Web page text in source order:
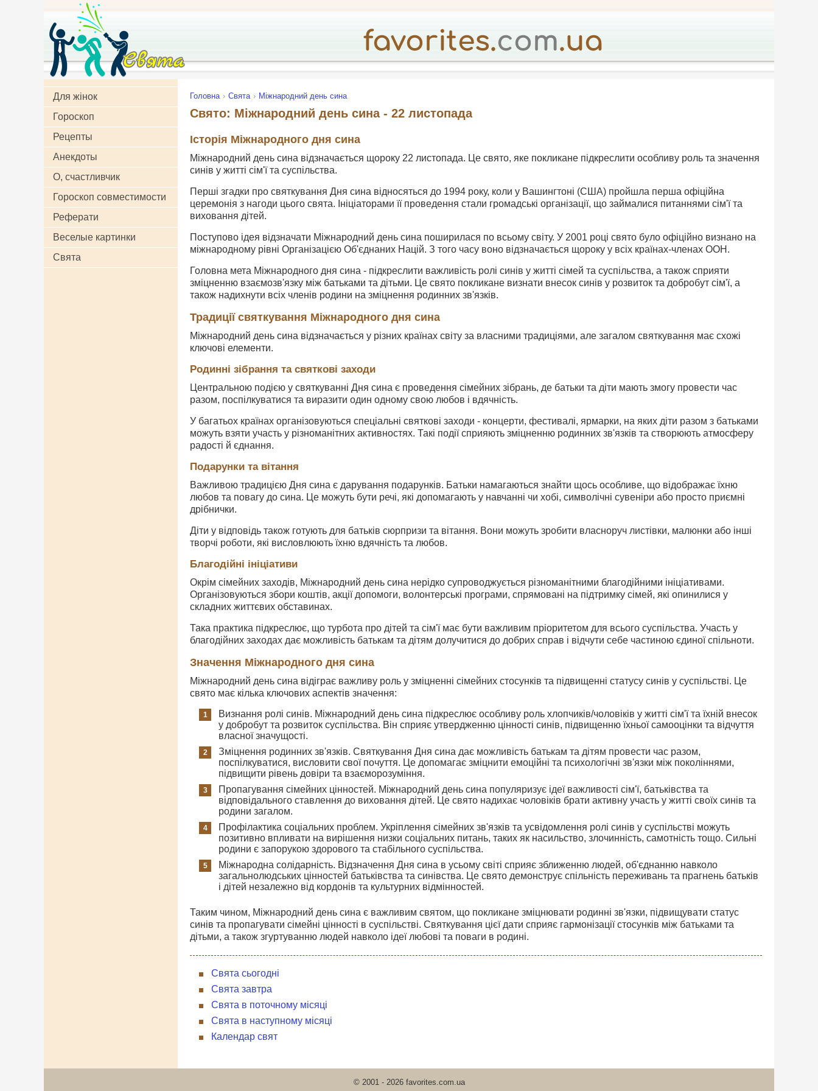
Для жінок
Гороскоп
Рецепты
Анекдоты
О, счастливчик
Гороскоп совместимости
Реферати
Веселые картинки
Свята
Головна Свята Міжнародний день сина
Свято: Міжнародний день сина - 22 листопада
Історія Міжнародного дня сина
Міжнародний день сина відзначається щороку 22 листопада. Це свято, яке покликане підкреслити особливу роль та значення
синів у житті сім'ї та суспільства.
Перші згадки про святкування Дня сина відносяться до 1994 року, коли у Вашингтоні (США) пройшла перша офіційна
церемонія з нагоди цього свята. Ініціаторами її проведення стали громадські організації, що займалися питаннями сім'ї та
виховання дітей.
Поступово ідея відзначати Міжнародний день сина поширилася по всьому світу. У 2001 році свято було офіційно визнано на
міжнародному рівні Організацією Об'єднаних Націй. З того часу воно відзначається щороку у всіх країнах-членах ООН.
Головна мета Міжнародного дня сина - підкреслити важливість ролі синів у житті сімей та суспільства, а також сприяти
зміцненню взаємозв'язку між батьками та дітьми. Це свято покликане визнати внесок синів у розвиток та добробут сім'ї, а
також надихнути всіх членів родини на зміцнення родинних зв'язків.
Традиції святкування Міжнародного дня сина
Міжнародний день сина відзначається у різних країнах світу за власними традиціями, але загалом святкування має схожі
ключові елементи.
Родинні зібрання та святкові заходи
Центральною подією у святкуванні Дня сина є проведення сімейних зібрань, де батьки та діти мають змогу провести час
разом, поспілкуватися та виразити один одному свою любов і вдячність.
У багатьох країнах організовуються спеціальні святкові заходи - концерти, фестивалі, ярмарки, на яких діти разом з батьками
можуть взяти участь у різноманітних активностях. Такі події сприяють зміцненню родинних зв'язків та створюють атмосферу
радості й єднання.
Подарунки та вітання
Важливою традицією Дня сина є дарування подарунків. Батьки намагаються знайти щось особливе, що відображає їхню
любов та повагу до сина. Це можуть бути речі, які допомагають у навчанні чи хобі, символічні сувеніри або просто приємні
дрібнички.
Діти у відповідь також готують для батьків сюрпризи та вітання. Вони можуть зробити власноруч листівки, малюнки або інші
творчі роботи, які висловлюють їхню вдячність та любов.
Благодійні ініціативи
Окрім сімейних заходів, Міжнародний день сина нерідко супроводжується різноманітними благодійними ініціативами.
Організовуються збори коштів, акції допомоги, волонтерські програми, спрямовані на підтримку сімей, які опинилися у
складних життєвих обставинах.
Така практика підкреслює, що турбота про дітей та сім'ї має бути важливим пріоритетом для всього суспільства. Участь у
благодійних заходах дає можливість батькам та дітям долучитися до добрих справ і відчути себе частиною єдиної спільноти.
Значення Міжнародного дня сина
Міжнародний день сина відіграє важливу роль у зміцненні сімейних стосунків та підвищенні статусу синів у суспільстві. Це
свято має кілька ключових аспектів значення:
Визнання ролі синів. Міжнародний день сина підкреслює особливу роль хлопчиків/чоловіків у житті сім'ї та їхній внесок
у добробут та розвиток суспільства. Він сприяє утвердженню цінності синів, підвищенню їхньої самооцінки та відчуття
власної значущості.
Зміцнення родинних зв'язків. Святкування Дня сина дає можливість батькам та дітям провести час разом,
поспілкуватися, висловити свої почуття. Це допомагає зміцнити емоційні та психологічні зв'язки між поколіннями,
підвищити рівень довіри та взаєморозуміння.
Пропагування сімейних цінностей. Міжнародний день сина популяризує ідеї важливості сім'ї, батьківства та
відповідального ставлення до виховання дітей. Це свято надихає чоловіків брати активну участь у житті своїх синів та
родини загалом.
Профілактика соціальних проблем. Укріплення сімейних зв'язків та усвідомлення ролі синів у суспільстві можуть
позитивно впливати на вирішення низки соціальних питань, таких як насильство, злочинність, самотність тощо. Сильні
родини є запорукою здорового та стабільного суспільства.
Міжнародна солідарність. Відзначення Дня сина в усьому світі сприяє зближенню людей, об'єднанню навколо
загальнолюдських цінностей батьківства та синівства. Це свято демонструє спільність переживань та прагнень батьків
і дітей незалежно від кордонів та культурних відмінностей.
Таким чином, Міжнародний день сина є важливим святом, що покликане зміцнювати родинні зв'язки, підвищувати статус
синів та пропагувати сімейні цінності в суспільстві. Святкування цієї дати сприяє гармонізації стосунків між батьками та
дітьми, а також згуртуванню людей навколо ідеї любові та поваги в родині.
Свята сьогодні
Свята завтра
Свята в поточному місяці
Свята в наступному місяці
Календар свят
© 2001 - 2026 favorites.com.ua